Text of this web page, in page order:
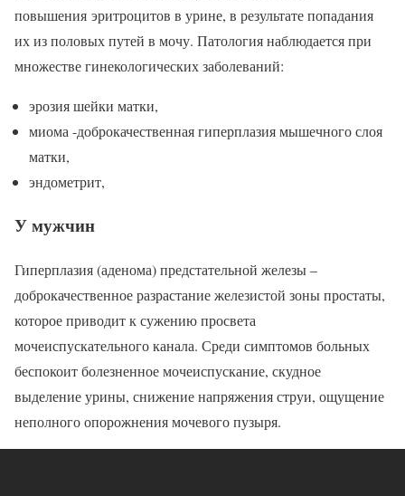
повышения эритроцитов в урине, в результате попадания
их из половых путей в мочу. Патология наблюдается при
множестве гинекологических заболеваний:
эрозия шейки матки,
миома -доброкачественная гиперплазия мышечного слоя
матки,
эндометрит,
У мужчин
Гиперплазия (аденома) предстательной железы –
доброкачественное разрастание железистой зоны простаты,
которое приводит к сужению просвета
мочеиспускательного канала. Среди симптомов больных
беспокоит болезненное мочеиспускание, скудное
выделение урины, снижение напряжения струи, ощущение
неполного опорожнения мочевого пузыря.